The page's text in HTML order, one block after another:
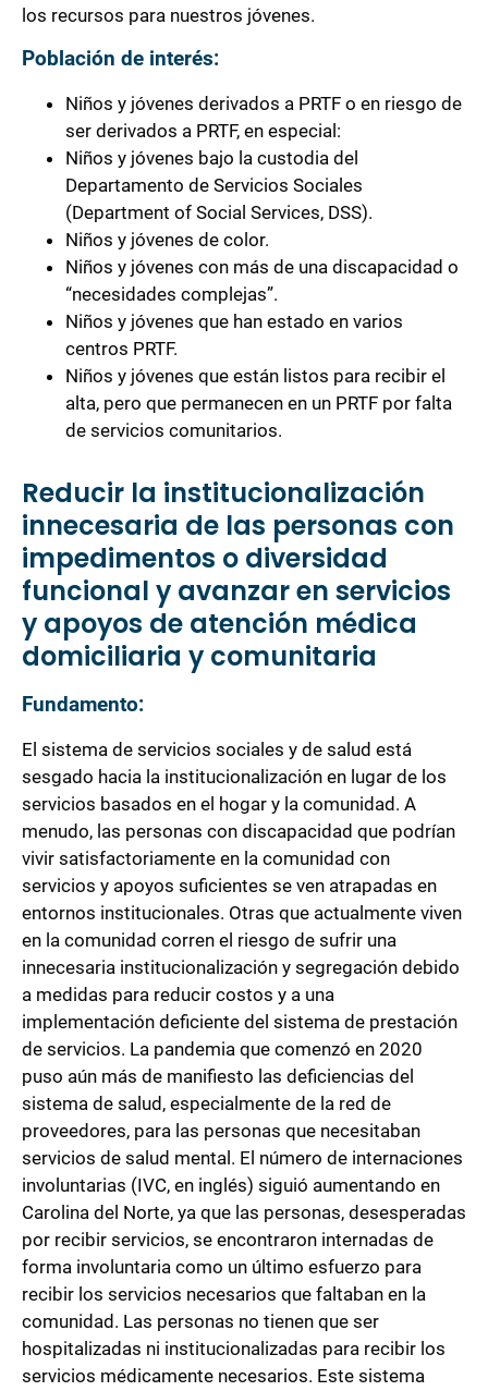
los recursos para nuestros jóvenes.
Población de interés:
Niños y jóvenes derivados a PRTF o en riesgo de
ser derivados a PRTF, en especial:
Niños y jóvenes bajo la custodia del
Departamento de Servicios Sociales
(Department of Social Services, DSS).
Niños y jóvenes de color.
Niños y jóvenes con más de una discapacidad o
“necesidades complejas”.
Niños y jóvenes que han estado en varios
centros PRTF.
Niños y jóvenes que están listos para recibir el
alta, pero que permanecen en un PRTF por falta
de servicios comunitarios.
Reducir la institucionalización
innecesaria de las personas con
impedimentos o diversidad
funcional y avanzar en servicios
y apoyos de atención médica
domiciliaria y comunitaria
Fundamento:
El sistema de servicios sociales y de salud está
sesgado hacia la institucionalización en lugar de los
servicios basados en el hogar y la comunidad. A
menudo, las personas con discapacidad que podrían
vivir satisfactoriamente en la comunidad con
servicios y apoyos suficientes se ven atrapadas en
entornos institucionales. Otras que actualmente viven
en la comunidad corren el riesgo de sufrir una
innecesaria institucionalización y segregación debido
a medidas para reducir costos y a una
implementación deficiente del sistema de prestación
de servicios. La pandemia que comenzó en 2020
puso aún más de manifiesto las deficiencias del
sistema de salud, especialmente de la red de
proveedores, para las personas que necesitaban
servicios de salud mental. El número de internaciones
involuntarias (IVC, en inglés) siguió aumentando en
Carolina del Norte, ya que las personas, desesperadas
por recibir servicios, se encontraron internadas de
forma involuntaria como un último esfuerzo para
recibir los servicios necesarios que faltaban en la
comunidad. Las personas no tienen que ser
hospitalizadas ni institucionalizadas para recibir los
servicios médicamente necesarios. Este sistema